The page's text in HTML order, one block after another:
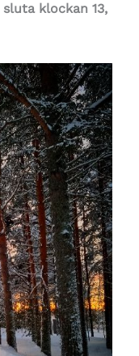
sluta klockan 13,